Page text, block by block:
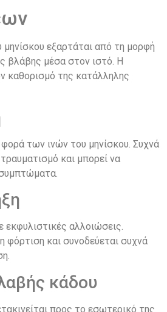
εξαρτάται από τη μορφή
βλάβης μέσα στον ιστό. Η
καθορισμό της κατάλληλης
των ινών του μηνίσκου. Συχνά
και μπορεί να
εκφυλιστικές αλλοιώσεις.
φόρτιση και συνοδεύεται συχνά
κάδου
προς το εσωτερικό της